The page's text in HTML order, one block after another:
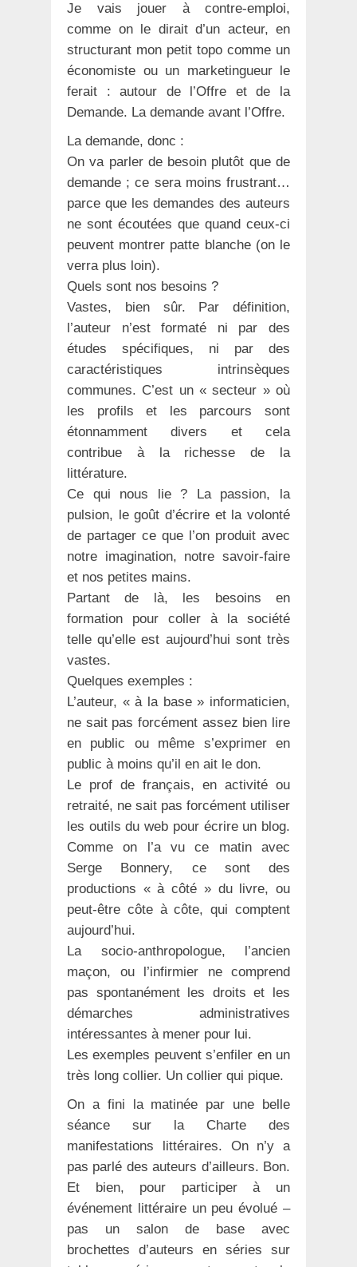
Je vais jouer à contre-emploi,
comme on le dirait d’un acteur, en
structurant mon petit topo comme un
économiste ou un marketingueur le
ferait : autour de l’Offre et de la
Demande. La demande avant l’Offre.
La demande, donc :
On va parler de besoin plutôt que de
demande ; ce sera moins frustrant…
parce que les demandes des auteurs
ne sont écoutées que quand ceux-ci
peuvent montrer patte blanche (on le
verra plus loin).
Quels sont nos besoins ?
Vastes, bien sûr. Par définition,
l’auteur n’est formaté ni par des
études spécifiques, ni par des
caractéristiques intrinsèques
communes. C’est un « secteur » où
les profils et les parcours sont
étonnamment divers et cela
contribue à la richesse de la
littérature.
Ce qui nous lie ? La passion, la
pulsion, le goût d’écrire et la volonté
de partager ce que l’on produit avec
notre imagination, notre savoir-faire
et nos petites mains.
Partant de là, les besoins en
formation pour coller à la société
telle qu’elle est aujourd’hui sont très
vastes.
Quelques exemples :
L’auteur, « à la base » informaticien,
ne sait pas forcément assez bien lire
en public ou même s’exprimer en
public à moins qu’il en ait le don.
Le prof de français, en activité ou
retraité, ne sait pas forcément utiliser
les outils du web pour écrire un blog.
Comme on l’a vu ce matin avec
Serge Bonnery, ce sont des
productions « à côté » du livre, ou
peut-être côte à côte, qui comptent
aujourd’hui.
La socio-anthropologue, l’ancien
maçon, ou l’infirmier ne comprend
pas spontanément les droits et les
démarches administratives
intéressantes à mener pour lui.
Les exemples peuvent s’enfiler en un
très long collier. Un collier qui pique.
On a fini la matinée par une belle
séance sur la Charte des
manifestations littéraires. On n’y a
pas parlé des auteurs d’ailleurs. Bon.
Et bien, pour participer à un
événement littéraire un peu évolué –
pas un salon de base avec
brochettes d’auteurs en séries sur